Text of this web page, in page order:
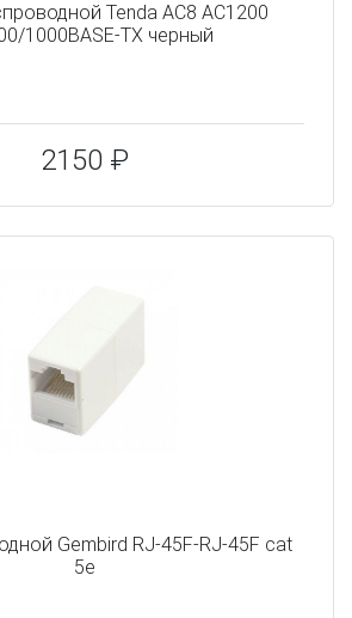
Tenda AC8 AC1200
1000BASE-TX черный
2150 ₽
Gembird RJ-45F-RJ-45F cat
5e